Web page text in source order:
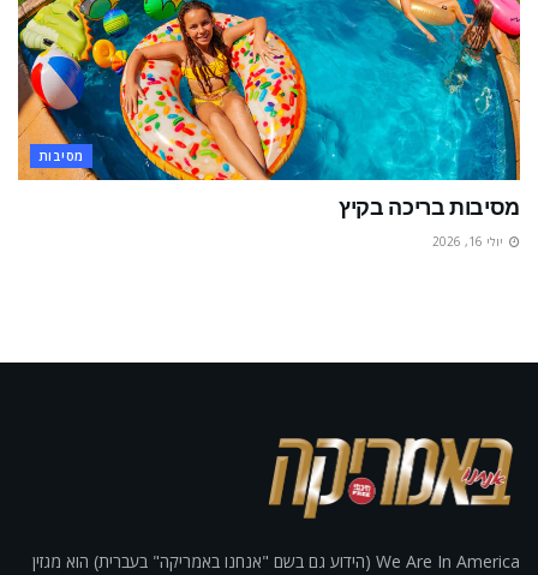
מסיבות
מסיבות בריכה בקיץ
יולי 16, 2026
We Are In America (הידוע גם בשם "אנחנו באמריקה" בעברית) הוא מגזין